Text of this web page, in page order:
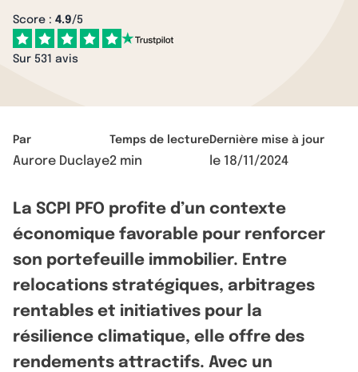
Score : 4.9/5
Sur 531 avis
Par
Aurore Duclaye
Temps de lecture
2 min
Dernière mise à jour
le 18/11/2024
La SCPI PFO profite d’un contexte
économique favorable pour renforcer
son portefeuille immobilier. Entre
relocations stratégiques, arbitrages
rentables et initiatives pour la
résilience climatique, elle offre des
rendements attractifs. Avec un